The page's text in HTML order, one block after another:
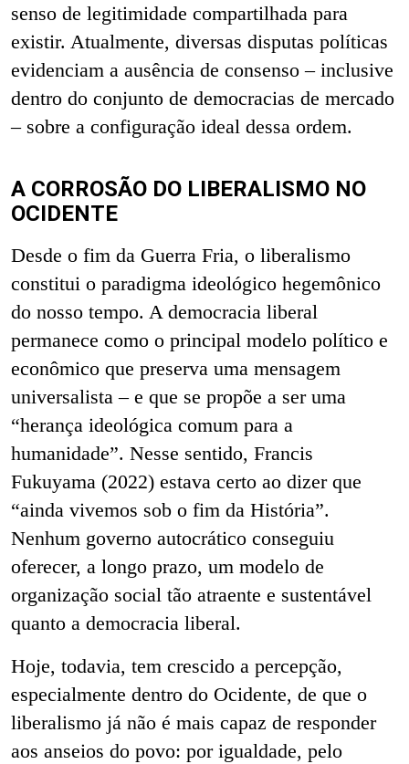
senso de legitimidade compartilhada para
existir. Atualmente, diversas disputas políticas
evidenciam a ausência de consenso – inclusive
dentro do conjunto de democracias de mercado
– sobre a configuração ideal dessa ordem.
A CORROSÃO DO LIBERALISMO NO
OCIDENTE
Desde o fim da Guerra Fria, o liberalismo
constitui o paradigma ideológico hegemônico
do nosso tempo. A democracia liberal
permanece como o principal modelo político e
econômico que preserva uma mensagem
universalista – e que se propõe a ser uma
“herança ideológica comum para a
humanidade”. Nesse sentido, Francis
Fukuyama (2022) estava certo ao dizer que
“ainda vivemos sob o fim da História”.
Nenhum governo autocrático conseguiu
oferecer, a longo prazo, um modelo de
organização social tão atraente e sustentável
quanto a democracia liberal.
Hoje, todavia, tem crescido a percepção,
especialmente dentro do Ocidente, de que o
liberalismo já não é mais capaz de responder
aos anseios do povo: por igualdade, pelo